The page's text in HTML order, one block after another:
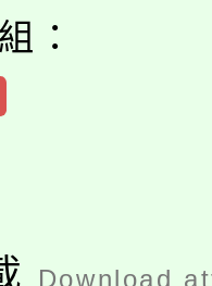
：
Download